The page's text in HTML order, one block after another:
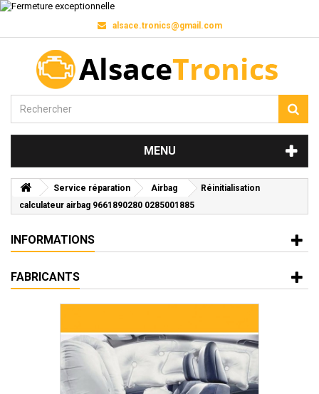
alsace.tronics@gmail.com
MENU
Service réparation Airbag
Réinitialisation
calculateur airbag 9661890280 0285001885
INFORMATIONS
FABRICANTS